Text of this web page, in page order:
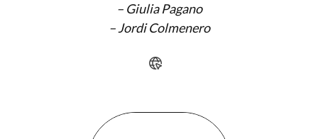
– Giulia Pagano
– Jordi Colmenero